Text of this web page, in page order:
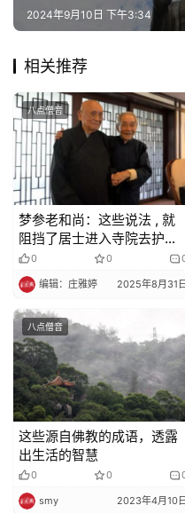
乐
菩
提
专
题
公
益
慈
佛
教
人
物
寺
院
巡
登录
2024年9月10日 下午3:34
相关推荐
八点僧音
梦参老和尚：这些说法 , 就
阻挡了居士进入寺院去护持
三宝 !
0 0
编辑：庄雅婷 2025年8月31日
八点僧音
这些源自佛教的成语，透露
出生活的智慧
0 0
smy 2023年4月10